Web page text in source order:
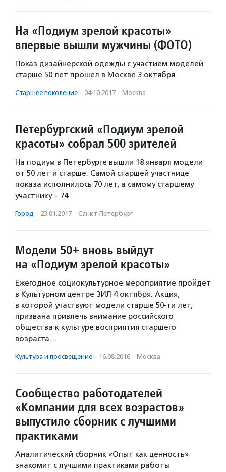
На «Подиум зрелой красоты»
впервые вышли мужчины (ФОТО)
Показ дизайнерской одежды с участием моделей
старше 50 лет прошел в Москве 3 октября.
Старшее поколение · 04.10.2017 · Москва
Петербургский «Подиум зрелой
красоты» собрал 500 зрителей
На подиум в Петербурге вышли 18 января модели
от 50 лет и старше. Самой старшей участнице
показа исполнилось 70 лет, а самому старшему
участнику – 74.
Город · 23.01.2017 · Санкт-Петербург
Модели 50+ вновь выйдут
на «Подиум зрелой красоты»
Ежегодное социокультурное мероприятие пройдет
в Культурном центре ЗИЛ 4 октября. Акция,
в которой участвуют модели старше 50-ти лет,
призвана привлечь внимание российского
общества к культуре восприятия старшего
возраста…
Культура и просвещение · 16.08.2016 · Москва
Сообщество работодателей
«Компании для всех возрастов»
выпустило сборник с лучшими
практиками
Аналитический сборник «Опыт как ценность»
знакомит с лучшими практиками работы